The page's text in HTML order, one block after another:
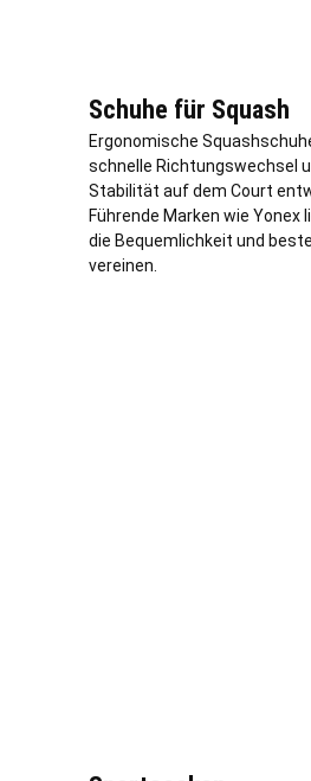
Schuhe für Squash
Ergonomische
schnelle Richtungswechsel
Stabilität auf dem Court
Führende Marken wie Yonex
die Bequemlichkeit und
vereinen.